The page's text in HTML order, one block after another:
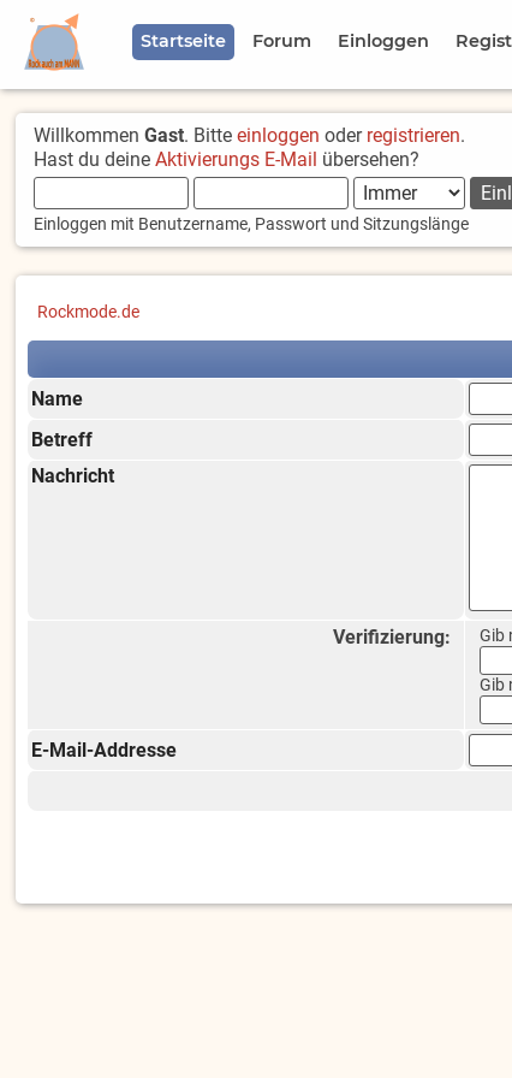
Startseite Forum Einloggen
WillkommenGast. Bitteeinloggen oder registrieren.
Hast du deineAktivierungs E-Mail übersehen?
Einloggen mit Benutzername, Passwort und Sitzungslänge
Rockmode.de
Name
Betreff
Nachricht
Verifizierung: Gib
Gib
E-Mail-Addresse